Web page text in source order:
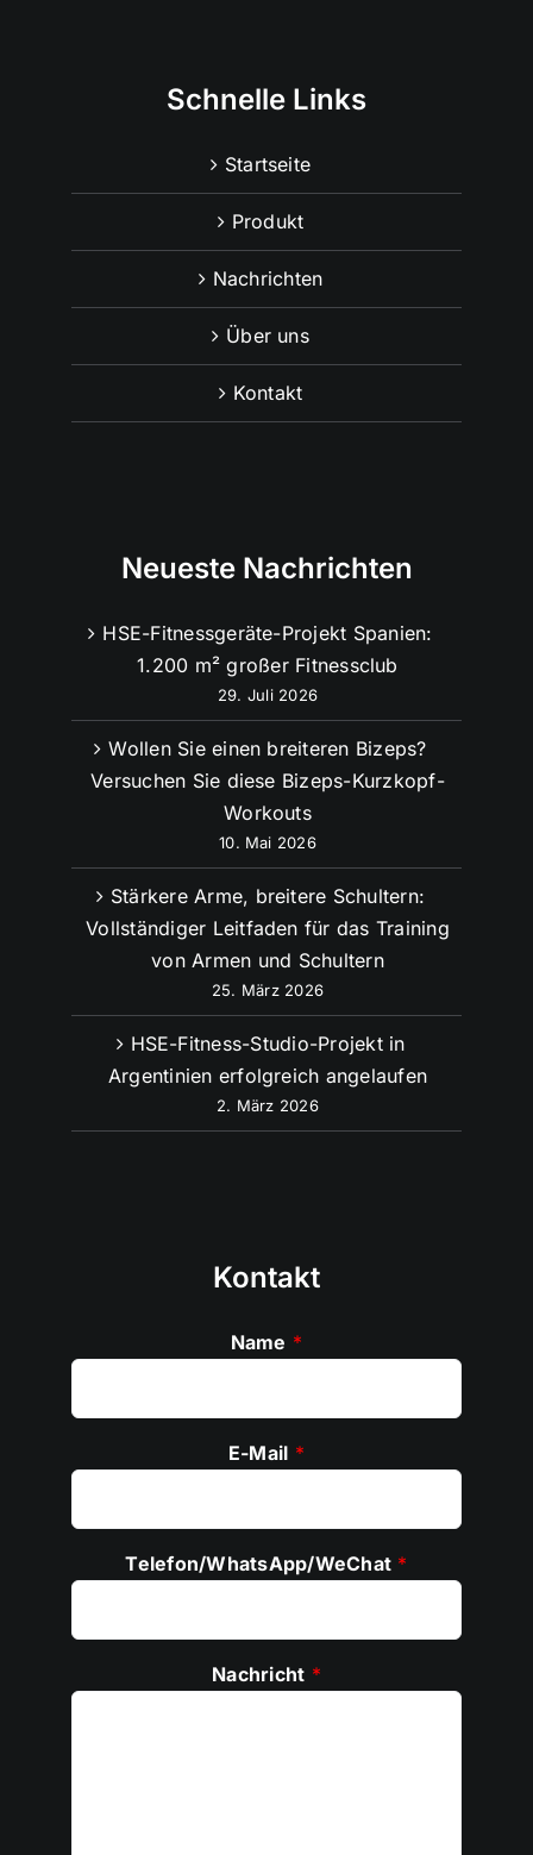
Schnelle Links
Startseite
Produkt
Nachrichten
Über uns
Kontakt
Neueste Nachrichten
HSE-Fitnessgeräte-Projekt Spanien:
1.200 m² großer Fitnessclub
29. Juli 2026
Wollen Sie einen breiteren Bizeps?
Versuchen Sie diese Bizeps-Kurzkopf-
Workouts
10. Mai 2026
Stärkere Arme, breitere Schultern:
Vollständiger Leitfaden für das Training
von Armen und Schultern
25. März 2026
HSE-Fitness-Studio-Projekt in
Argentinien erfolgreich angelaufen
2. März 2026
Kontakt
Name *
E-Mail *
Telefon/WhatsApp/WeChat *
Nachricht *